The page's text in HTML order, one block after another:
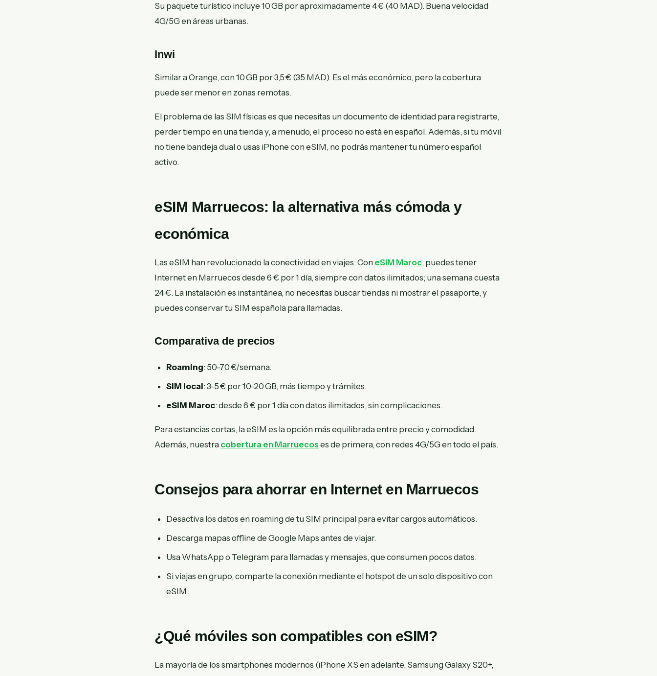
Su paquete turístico incluye 10 GB por aproximadamente 4 € (40 MAD). Buena velocidad
4G/5G en áreas urbanas.
Inwi
Similar a Orange, con 10 GB por 3,5 € (35 MAD). Es el más económico, pero la cobertura
puede ser menor en zonas remotas.
El problema de las SIM físicas es que necesitas un documento de identidad para registrarte,
perder tiempo en una tienda y, a menudo, el proceso no está en español. Además, si tu móvil
no tiene bandeja dual o usas iPhone con eSIM, no podrás mantener tu número español
activo.
eSIM Marruecos: la alternativa más cómoda y
económica
Las eSIM han revolucionado la conectividad en viajes. Con eSIM Maroc, puedes tener
Internet en Marruecos desde 6 € por 1 día, siempre con datos ilimitados; una semana cuesta
24 €. La instalación es instantánea, no necesitas buscar tiendas ni mostrar el pasaporte, y
puedes conservar tu SIM española para llamadas.
Comparativa de precios
Roaming: 50-70 €/semana.
SIM local: 3-5 € por 10-20 GB, más tiempo y trámites.
eSIM Maroc: desde 6 € por 1 día con datos ilimitados, sin complicaciones.
Para estancias cortas, la eSIM es la opción más equilibrada entre precio y comodidad.
Además, nuestra cobertura en Marruecoses de primera, con redes 4G/5G en todo el país.
Consejos para ahorrar en Internet en Marruecos
Desactiva los datos en roaming de tu SIM principal para evitar cargos automáticos.
Descarga mapas offline de Google Maps antes de viajar.
Usa WhatsApp o Telegram para llamadas y mensajes, que consumen pocos datos.
Si viajas en grupo, comparte la conexión mediante el hotspot de un solo dispositivo con
eSIM.
¿Qué móviles son compatibles con eSIM?
La mayoría de los smartphones modernos (iPhone XS en adelante, Samsung Galaxy S20+,